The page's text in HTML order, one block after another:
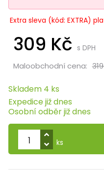
Extra sleva (kód: EXTRA)
309 Kč s DPH
Maloobchodní cena:
Skladem 4 ks
Expedice již dnes
Osobní odběr již dnes
ks